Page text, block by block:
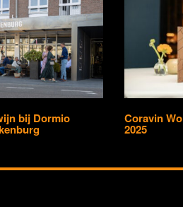
bij Dormio Coravin
2025